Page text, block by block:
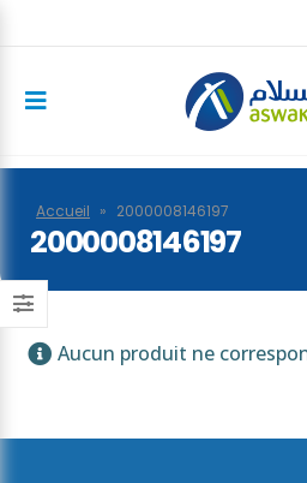
Accueil » 2000008146197
2000008146197
Aucun produit ne